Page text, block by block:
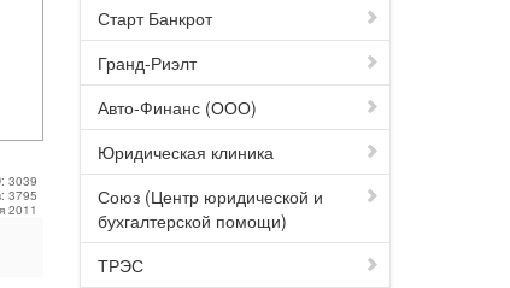
3039
3795
2011
Старт Банкрот
Гранд-Риэлт
Авто-Финанс (ООО)
Юридическая клиника
Союз (Центр юридической и
бухгалтерской помощи)
ТРЭС